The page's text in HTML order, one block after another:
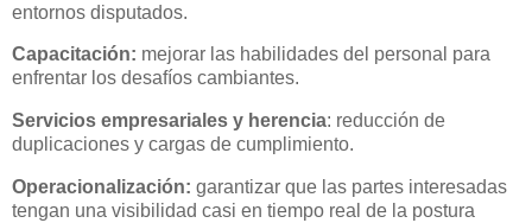
entornos disputados.
Capacitación: mejorar las habilidades del personal para
enfrentar los desafíos cambiantes.
Servicios empresariales y herencia: reducción de
duplicaciones y cargas de cumplimiento.
Operacionalización: garantizar que las partes interesadas
tengan una visibilidad casi en tiempo real de la postura